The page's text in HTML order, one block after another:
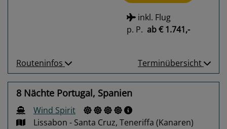
inkl. Flug
p. P. ab€ 1.741,-
Routeninfos Terminübersicht
8 Nächte Portugal, Spanien
Wind Spirit
Lissabon - Santa Cruz, Teneriffa (Kanaren)